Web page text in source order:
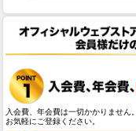
入会費、年会費は一切かかりません。
お気軽にご登録ください。